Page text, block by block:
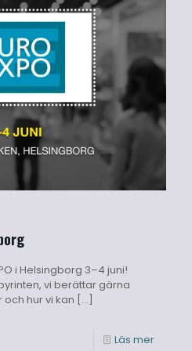
i Helsingborg 3–4 juni!
vi berättar gärna
hur vi kan […]
Läs mer